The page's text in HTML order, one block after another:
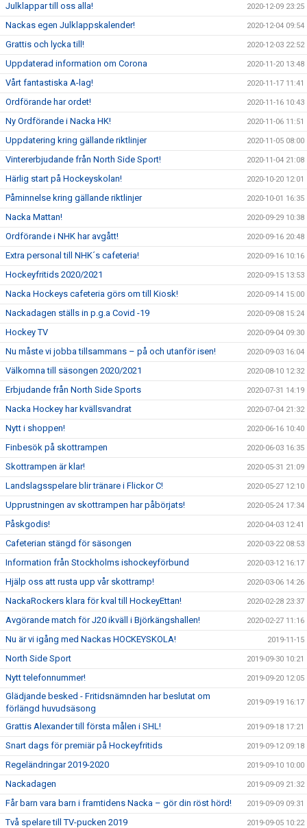
Julklappar till oss alla! 2020-12-09 23:25
Nackas egen Julklappskalender! 2020-12-04 09:54
Grattis och lycka till! 2020-12-03 22:52
Uppdaterad information om Corona 2020-11-20 13:48
Vårt fantastiska A-lag! 2020-11-17 11:41
Ordförande har ordet! 2020-11-16 10:43
Ny Ordförande i Nacka HK! 2020-11-06 11:51
Uppdatering kring gällande riktlinjer 2020-11-05 08:00
Vintererbjudande från North Side Sport! 2020-11-04 21:08
Härlig start på Hockeyskolan! 2020-10-20 12:01
Påminnelse kring gällande riktlinjer 2020-10-01 16:35
Nacka Mattan! 2020-09-29 10:38
Ordförande i NHK har avgått! 2020-09-16 20:48
Extra personal till NHK´s cafeteria! 2020-09-16 10:16
Hockeyfritids 2020/2021 2020-09-15 13:53
Nacka Hockeys cafeteria görs om till Kiosk! 2020-09-14 15:00
Nackadagen ställs in p.g.a Covid -19 2020-09-08 15:24
Hockey TV 2020-09-04 09:30
Nu måste vi jobba tillsammans – på och utanför isen! 2020-09-03 16:04
Välkomna till säsongen 2020/2021 2020-08-10 12:32
Erbjudande från North Side Sports 2020-07-31 14:19
Nacka Hockey har kvällsvandrat 2020-07-04 21:32
Nytt i shoppen! 2020-06-16 10:40
Finbesök på skottrampen 2020-06-03 16:35
Skottrampen är klar! 2020-05-31 21:09
Landslagsspelare blir tränare i Flickor C! 2020-05-27 12:10
Upprustningen av skottrampen har påbörjats! 2020-05-24 17:34
Påskgodis! 2020-04-03 12:41
Cafeterian stängd för säsongen 2020-03-22 08:53
Information från Stockholms ishockeyförbund 2020-03-12 16:17
Hjälp oss att rusta upp vår skottramp! 2020-03-06 14:26
NackaRockers klara för kval till HockeyEttan! 2020-02-28 23:37
Avgörande match för J20 ikväll i Björkängshallen! 2020-02-27 11:16
Nu är vi igång med Nackas HOCKEYSKOLA! 2019-11-15
North Side Sport 2019-09-30 10:21
Nytt telefonnummer! 2019-09-20 12:05
Glädjande besked - Fritidsnämnden har beslutat om
förlängd huvudsäsong
2019-09-19 16:17
Grattis Alexander till första målen i SHL! 2019-09-18 17:21
Snart dags för premiär på Hockeyfritids 2019-09-12 09:18
Regeländringar 2019-2020 2019-09-10 10:00
Nackadagen 2019-09-09 21:32
Får barn vara barn i framtidens Nacka – gör din röst hörd! 2019-09-09 09:31
Två spelare till TV-pucken 2019 2019-09-05 10:22